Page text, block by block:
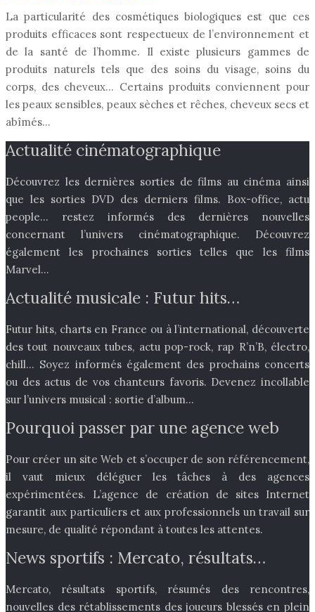
La particularité des cosmétiques biologiques est que ces
produits efficaces sont respectueux de l’environnement et
de la santé de l’homme. Il existe plusieurs gammes de
produits naturels tels que des soins du visage, soins du
corps, des cheveux… Certains produits conviennent pour
les peaux sensibles, peaux sèches et rêches, cheveux secs et
abîmés…
Actualité cinématographique
Découvrez les dernières sorties de films au cinéma ainsi
que les sorties DVD des derniers films. Box-office, actu
people… restez informés des dernières nouvelles
concernant l’univers cinématographique. Découvrez
également les prochaines sorties telles que les films
Marvel…
Actualité musicale : Futur hits…
Futur hits, charts en France ou à l’international, découverte
des tout nouveaux tubes, actu pop-rock, rap R’n’B, électro,
chill… Soyez informés également des prochains concerts
ou des actus de vos chanteurs favoris. Devenez incollable
sur l’univers musical : sortie d’album…
Pourquoi passer par une agence web
Pour créer un site Web et s’occuper de son référencement,
il vaut mieux déléguer les tâches à des agences
expérimentées. L’agence de création de sites Internet
garantit aux particuliers et aux professionnels un travail sur
mesure, de qualité répondant à toutes les attentes.
News sportifs : Mercato, résultats…
Mercato, résultats sportifs, résumés des rencontres,
nouvelles des rétablissements des joueurs blessés en plein